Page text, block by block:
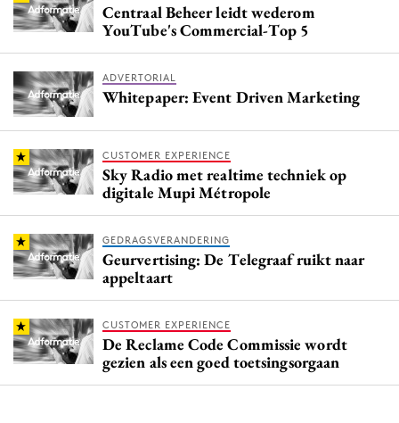
Centraal Beheer leidt wederom
YouTube's Commercial-Top 5
ADVERTORIAL
Whitepaper: Event Driven Marketing
CUSTOMER EXPERIENCE
Sky Radio met realtime techniek op
digitale Mupi Métropole
GEDRAGSVERANDERING
Geurvertising: De Telegraaf ruikt naar
appeltaart
CUSTOMER EXPERIENCE
De Reclame Code Commissie wordt
gezien als een goed toetsingsorgaan